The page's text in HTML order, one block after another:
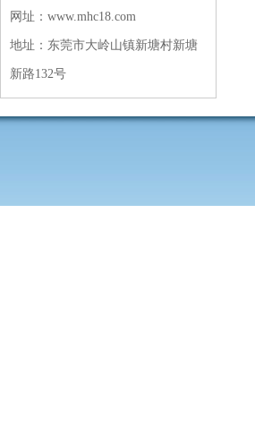
网址：www.mhc18.com
地址：东莞市大岭山镇新塘村新塘
新路132号